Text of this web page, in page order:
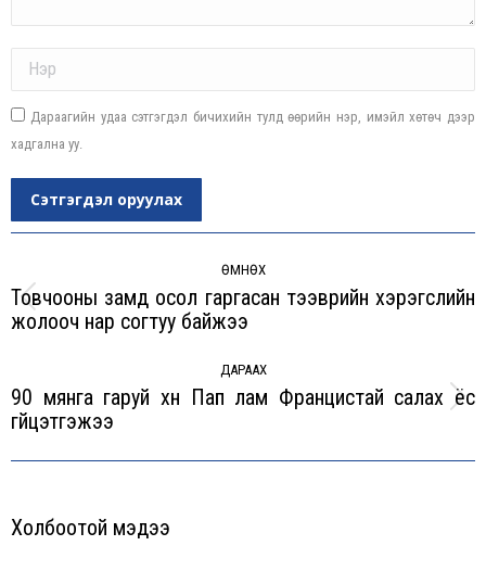
Дараагийн удаа сэтгэгдэл бичихийн тулд өөрийн нэр, имэйл хөтөч дээр
хадгална уу.
Сэтгэгдэл оруулах
navigation
ӨМНӨХ
Previous
Товчооны замд осол гаргасан тээврийн хэрэгслийн
жолооч нар согтуу байжээ
ДАРААХ
Next
90 мянга гаруй хүн Пап лам Францистай салах ёс
гүйцэтгэжээ
Холбоотой мэдээ